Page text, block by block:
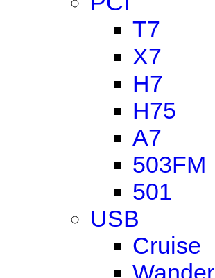
T7
X7
H7
H75
A7
503FM
501
USB
Cruise
Wander